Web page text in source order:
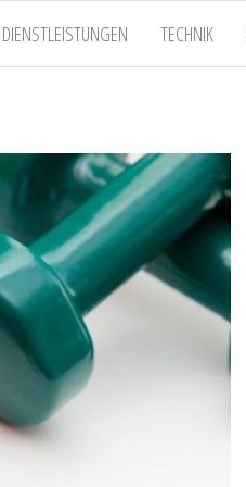
DIENSTLEISTUNGEN TECHNIK